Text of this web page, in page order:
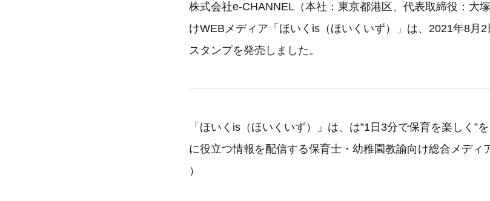
株式会社e-CHANNEL（本社：東京都港区、代表取締役：大
けWEBメディア「ほいくis（ほいくいず）」は、2021年8月
スタンプを発売しました。
「ほいくis（ほいくいず）」は、は‟1日3分で保育を楽しく”
に役立つ情報を配信する保育士・幼稚園教諭向け総合メディ
）